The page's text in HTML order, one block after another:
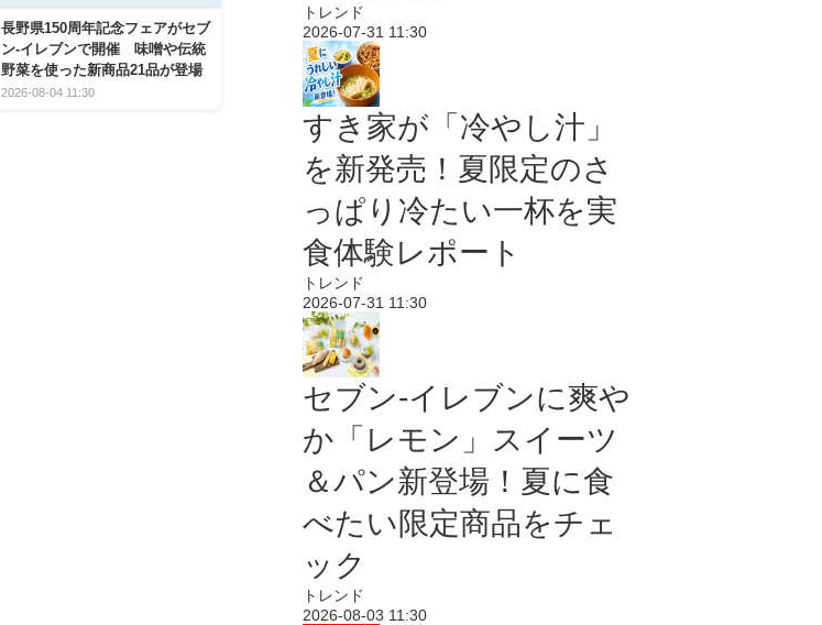
長野県150周年記念フェアがセブ
ン-イレブンで開催 味噌や伝統
野菜を使った新商品21品が登場
2026-08-04 11:30
トレンド
2026-07-31 11:30
すき家が「冷やし汁」
を新発売！夏限定のさ
っぱり冷たい一杯を実
食体験レポート
トレンド
2026-07-31 11:30
セブン‐イレブンに爽や
か「レモン」スイーツ
＆パン新登場！夏に食
べたい限定商品をチェ
ック
トレンド
2026-08-03 11:30